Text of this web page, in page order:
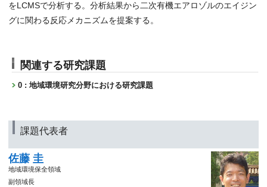
をLCMSで分析する。分析結果から二次有機エアロゾルのエイジン
グに関わる反応メカニズムを提案する。
関連する研究課題
0 : 地域環境研究分野における研究課題
課題代表者
佐藤 圭
地域環境保全領域
副領域長